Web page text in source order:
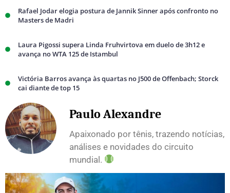
Rafael Jodar elogia postura de Jannik Sinner após confronto no
Masters de Madri
Laura Pigossi supera Linda Fruhvirtova em duelo de 3h12 e
avança no WTA 125 de Istambul
Victória Barros avança às quartas no J500 de Offenbach; Storck
cai diante de top 15
Paulo Alexandre
Apaixonado por tênis, trazendo notícias,
análises e novidades do circuito
mundial.